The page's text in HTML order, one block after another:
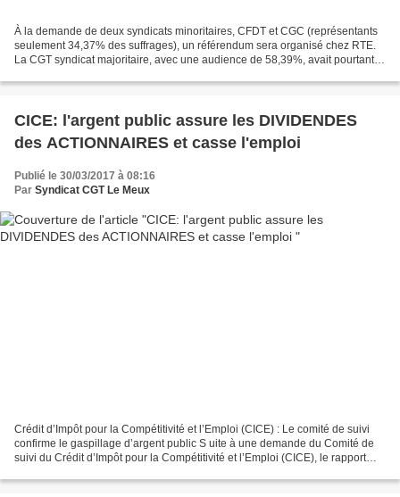
À la demande de deux syndicats minoritaires, CFDT et CGC (représentants
seulement 34,37% des suffrages), un référendum sera organisé chez RTE.
La CGT syndicat majoritaire, avec une audience de 58,39%, avait pourtant
CICE: l'argent public assure les DIVIDENDES
des ACTIONNAIRES et casse l'emploi
Publié le 30/03/2017 à 08:16
Par Syndicat CGT Le Meux
Crédit d’Impôt pour la Compétitivité et l’Emploi (CICE) : Le comité de suivi
confirme le gaspillage d’argent public S uite à une demande du Comité de
suivi du Crédit d’Impôt pour la Compétitivité et l’Emploi (CICE), le rapport